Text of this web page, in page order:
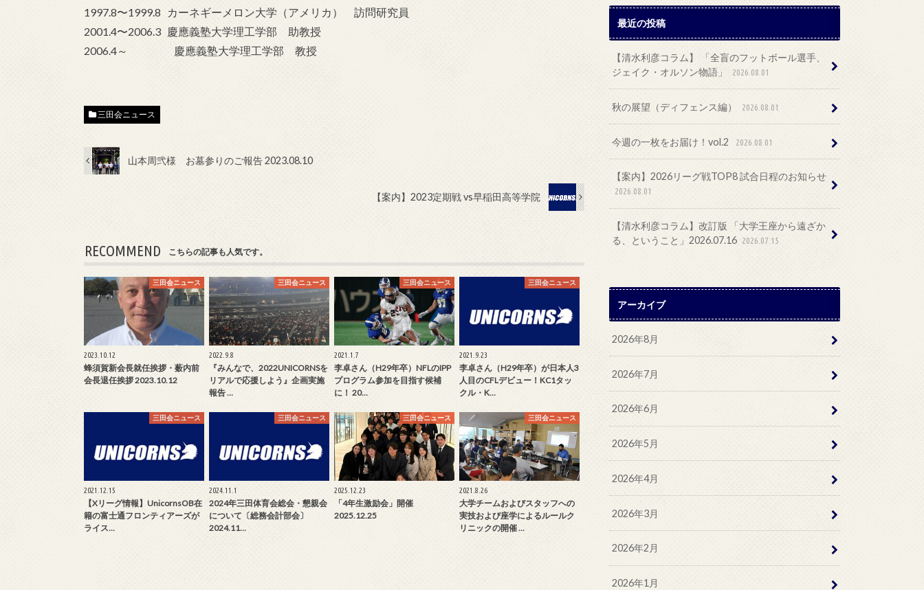
1997.8〜1999.8 カーネギーメロン大学（アメリカ） 訪問研究員
2001.4〜2006.3 慶應義塾大学理工学部 助教授
2006.4～ 慶應義塾大学理工学部 教授
三田会ニュース
山本周弐様 お墓参りのご報告 2023.08.10
【案内】2023定期戦 vs早稲田高等学院
RECOMMEND こちらの記事も人気です。
三田会ニュース
2023.10.12
蜂須賀新会長就任挨拶・薮内前
会長退任挨拶 2023.10.12
三田会ニュース
2022.9.8
『みんなで、2022UNICORNSを
リアルで応援しよう』企画実施
報告 …
三田会ニュース
2021.1.7
李卓さん（H29年卒）NFLのIPP
プログラム参加を目指す候補
に！ 20…
三田会ニュース
2021.9.23
李卓さん（H29年卒）が日本人3
人目のCFLデビュー！KC1タッ
クル・K…
三田会ニュース
2021.12.15
【Xリーグ情報】UnicornsOB在
籍の富士通フロンティアーズが
ライス…
三田会ニュース
2024.11.1
2024年三田体育会総会・懇親会
について〔総務会計部会〕
2024.11…
三田会ニュース
2025.12.23
「4年生激励会」開催
2025.12.25
三田会ニュース
2021.8.26
大学チームおよびスタッフへの
実技および座学によるルールク
リニックの開催 …
最近の投稿
【清水利彦コラム】 「全盲のフットボール選手、
ジェイク・オルソン物語」
2026.08.01
秋の展望（ディフェンス編） 2026.08.01
今週の一枚をお届け！vol.2 2026.08.01
【案内】2026リーグ戦TOP8 試合日程のお知らせ
2026.08.01
【清水利彦コラム】改訂版 「大学王座から遠ざか
る、ということ」2026.07.16 2026.07.15
アーカイブ
2026年8月
2026年7月
2026年6月
2026年5月
2026年4月
2026年3月
2026年2月
2026年1月